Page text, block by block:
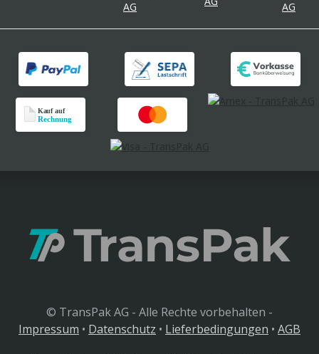
© TransPak AG - Alle Rechte vorbehalten -
Impressum • Datenschutz • Lieferbedingungen • AGB